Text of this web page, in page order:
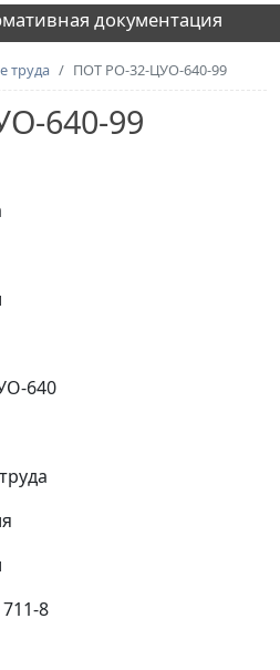
документация
труда ПОТ РО-32-ЦУО-640-99
640-99
640
8